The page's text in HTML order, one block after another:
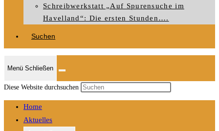
Schreibwerkstatt „Auf Spurensuche im
Havelland“: Die ersten Stunden….
Suchen
Menü Schließen
Diese Website durchsuchen
Escape
Home
Aktuelles